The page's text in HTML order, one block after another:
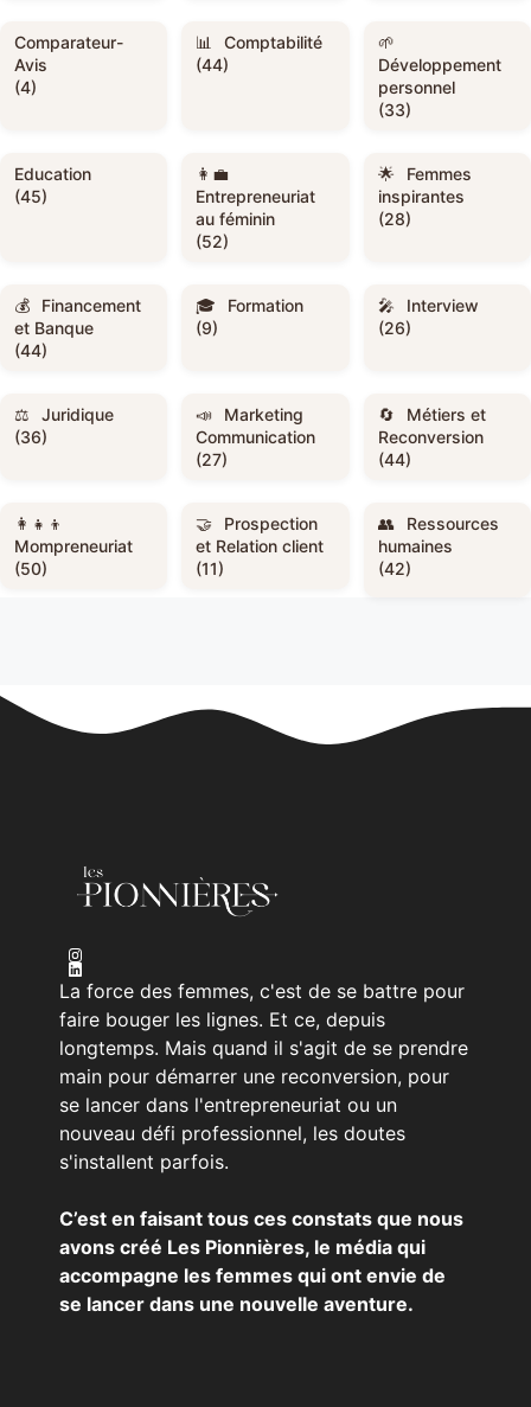
Comparateur-
Avis
(4)
Comptabilité
(44)
Développement
personnel
(33)
Education
(45)
Entrepreneuriat
au féminin
(52)
Femmes
inspirantes
(28)
Financement
et Banque
(44)
Formation
(9)
Interview
(26)
Juridique
(36)
Marketing
Communication
(27)
Métiers et
Reconversion
(44)
Mompreneuriat
(50)
Prospection
et Relation client
(11)
Ressources
humaines
(42)
La force des femmes, c'est de se battre pour
faire bouger les lignes. Et ce, depuis
longtemps. Mais quand il s'agit de se prendre
main pour démarrer une reconversion, pour
se lancer dans l'entrepreneuriat ou un
nouveau défi professionnel, les doutes
s'installent parfois.
C’est en faisant tous ces constats que nous
avons créé Les Pionnières, le média qui
accompagne les femmes qui ont envie de
se lancer dans une nouvelle aventure.